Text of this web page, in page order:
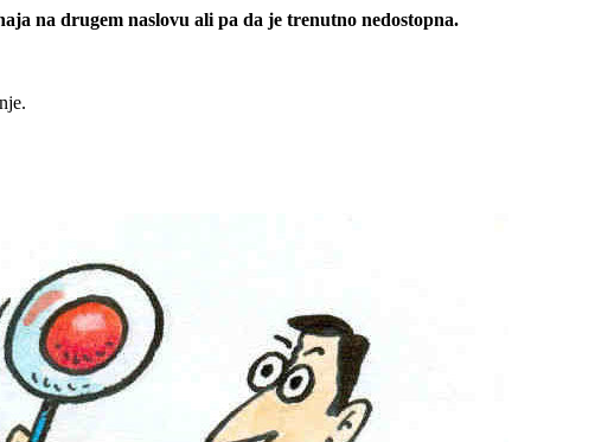
na drugem naslovu ali pa da je trenutno nedostopna.